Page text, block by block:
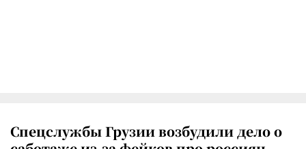
Спецслужбы Грузии возбудили дело о